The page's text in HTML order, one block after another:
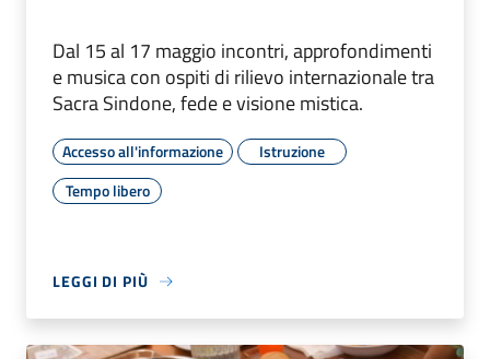
Dal 15 al 17 maggio incontri, approfondimenti
e musica con ospiti di rilievo internazionale tra
Sacra Sindone, fede e visione mistica.
Accesso all'informazione
Istruzione
Tempo libero
LEGGI DI PIÙ